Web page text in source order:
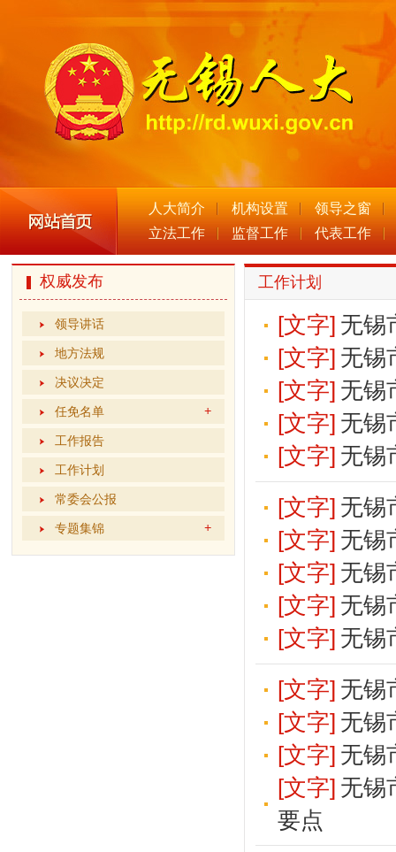
人大简介 机构设置
领导之窗
立法工作
监督工作 代表工作
权威发布
领导讲话
地方法规
决议决定
任免名单
工作报告
工作计划
常委会公报
专题集锦
工作计划
[文字] 无锡
[文字] 无锡
[文字] 无锡
[文字] 无锡
[文字] 无锡
[文字] 无锡
[文字] 无锡
[文字] 无锡
[文字] 无锡
[文字] 无锡
[文字] 无锡
[文字] 无锡
[文字] 无锡
[文字] 无锡
要点